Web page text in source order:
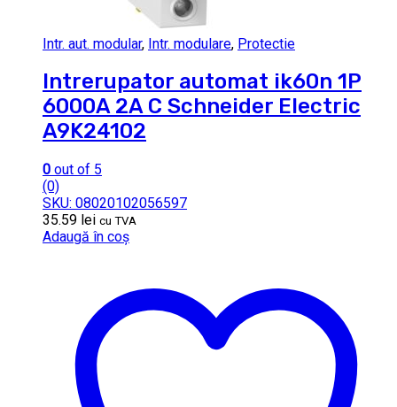
Intr. aut. modular, Intr. modulare, Protectie
Intrerupator automat ik60n 1P
6000A 2A C Schneider Electric
A9K24102
0 out of 5
(0)
SKU: 08020102056597
35.59 lei cu TVA
Adaugă în coș